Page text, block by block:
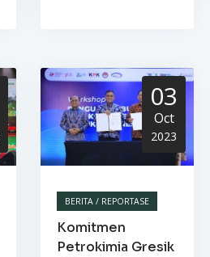
03
Oct
2023
BERITA / REPORTASE
Komitmen
Petrokimia Gresik